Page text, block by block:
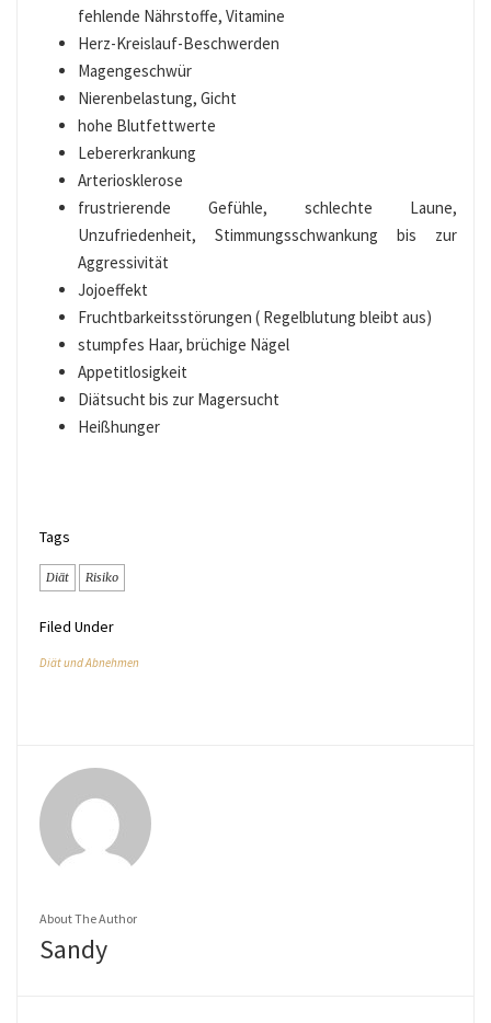
fehlende Nährstoffe, Vitamine
Herz-Kreislauf-Beschwerden
Magengeschwür
Nierenbelastung, Gicht
hohe Blutfettwerte
Lebererkrankung
Arteriosklerose
frustrierende Gefühle, schlechte Laune,
Unzufriedenheit, Stimmungsschwankung bis zur
Aggressivität
Jojoeffekt
Fruchtbarkeitsstörungen ( Regelblutung bleibt aus)
stumpfes Haar, brüchige Nägel
Appetitlosigkeit
Diätsucht bis zur Magersucht
Heißhunger
Tags
Diät Risiko
Filed Under
Diät und Abnehmen
About The Author
Sandy